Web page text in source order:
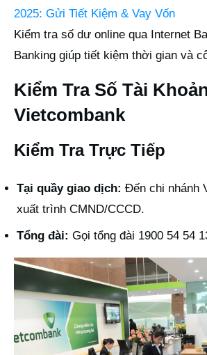
2025: Gửi Tiết Kiệm & Vay Vốn
Kiểm tra số dư online qua Internet
Banking giúp tiết kiệm thời gian và
Kiểm Tra Số Tài
Vietcombank
Kiểm Tra Trực Tiếp
Tại quầy giao dịch: Đến chi nhánh
xuất trình CMND/CCCD.
Tổng đài: Gọi tổng đài 1900 54 54